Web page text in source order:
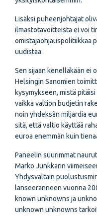
Lisäksi puheenjohtajat
ilmastotavoitteista ei voi
omistajaohjauspolitiikkaa
uudistaa.
Sen sijaan kenelläkään ei
Helsingin Sanomien
kysymykseen, mistä
vaikka valtion budjetin
noin yhdeksän miljardia
sitä, että valtio käyttää
euroa enemmän kuin
Paneelin suurimmat
Marko Junkkarin
Yhdysvaltain
lanseeranneen vuonna
known unknowns ja
unknown unknowns